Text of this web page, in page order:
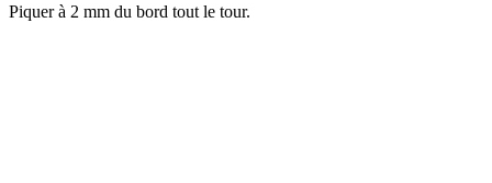
Piquer à 2 mm du bord tout le tour.